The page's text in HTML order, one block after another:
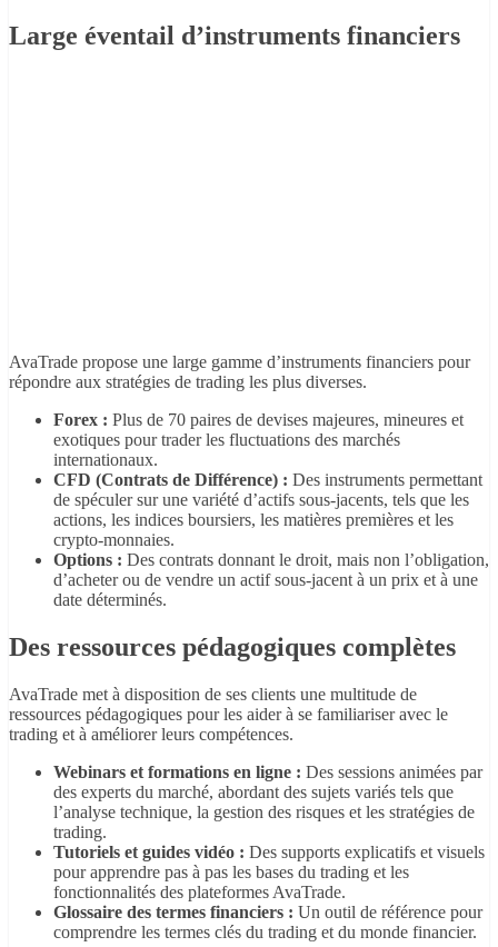
Large éventail d’instruments financiers
AvaTrade propose une large gamme d’instruments financiers pour
répondre aux stratégies de trading les plus diverses.
Forex : Plus de 70 paires de devises majeures, mineures et
exotiques pour trader les fluctuations des marchés
internationaux.
CFD (Contrats de Différence) : Des instruments permettant
de spéculer sur une variété d’actifs sous-jacents, tels que les
actions, les indices boursiers, les matières premières et les
crypto-monnaies.
Options : Des contrats donnant le droit, mais non l’obligation,
d’acheter ou de vendre un actif sous-jacent à un prix et à une
date déterminés.
Des ressources pédagogiques complètes
AvaTrade met à disposition de ses clients une multitude de
ressources pédagogiques pour les aider à se familiariser avec le
trading et à améliorer leurs compétences.
Webinars et formations en ligne : Des sessions animées par
des experts du marché, abordant des sujets variés tels que
l’analyse technique, la gestion des risques et les stratégies de
trading.
Tutoriels et guides vidéo : Des supports explicatifs et visuels
pour apprendre pas à pas les bases du trading et les
fonctionnalités des plateformes AvaTrade.
Glossaire des termes financiers : Un outil de référence pour
comprendre les termes clés du trading et du monde financier.